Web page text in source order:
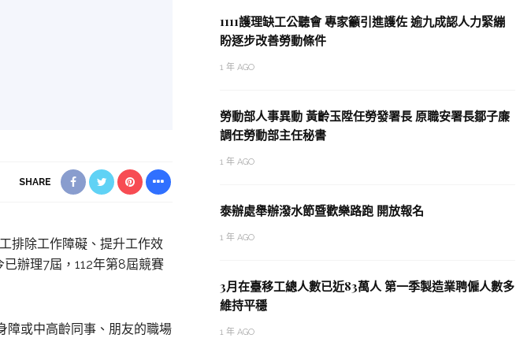
SHARE
排除工作障礙、提升工作效
辦理7屆，112年第8屆競賽
障或中高齡同事、朋友的職場
1111護理缺工公聽會 專家籲引進護佐 逾九成認人力緊繃
盼逐步改善勞動條件
1 年 AGO
勞動部人事異動 黃齡玉陞任勞發署長 原職安署長鄒子廉
調任勞動部主任秘書
1 年 AGO
泰辦處舉辦潑水節暨歡樂路跑 開放報名
1 年 AGO
3月在臺移工總人數已近83萬人 第一季製造業聘僱人數多
維持平穩
1 年 AGO